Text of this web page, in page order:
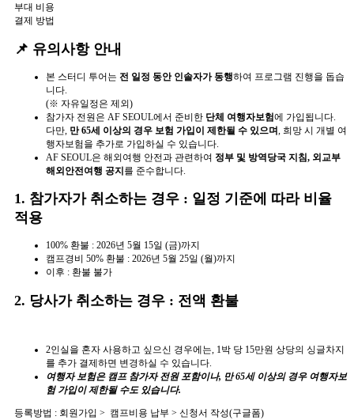
부대 비용
결제 방법
📌 유의사항 안내
본 스터디 투어는 전 일정 동안 인솔자가 동행하여 프로그램 진행을 돕습
니다.
(※ 자유일정은 제외)
참가자 전원은 AF SEOUL에서 준비한 단체 여행자보험에 가입됩니다.
다만, 만 65세 이상의 경우 보험 가입이 제한될 수 있으며 , 희망 시 개별 여
행자보험을 추가로 가입하실 수 있습니다.
AF SEOUL은 해외여행 안전과 관련하여 정부 및 방역당국 지침, 외교부
해외안전여행 공지를 준수합니다.
1. 참가자가 취소하는 경우 : 일정 기준에 따라 비율
적용
100% 환불 : 2026년 5월 15일 (금)까지
캠프경비 50% 환불 : 2026년 5월 25일 (월)까지
이후 : 환불 불가
2. 당사가 취소하는 경우 : 전액 환불
2인실을 혼자 사용하고 싶으신 경우에는, 1박 당 15만원 상당의 싱글차지
를 추가 결제하면 변경하실 수 있습니다.
여행자 보험은 캠프 참가자 전원 포함이나, 만 65세 이상의 경우 여행자보
험 가입이 제한될 수도 있습니다.
등록방법 : 회원가입 > 캠프비용 납부 > 신청서 작성(구글폼)